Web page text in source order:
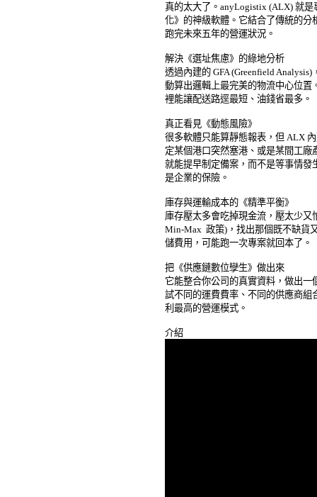
真的太大了。anyLogistix (ALX) 就
化》的神級軟體。它結合了傳統的
跑完未來五年的營運狀況。
解決《選址焦慮》的綠地分析
透過內建的 GFA (Greenfield
動算出邏輯上最完美的物流中心位
裡能讓配送路逕最短、油錢省最多。
真正看見《動態風險》
很多軟體只能算靜態報表，但 ALX
定某個港口突然塞港、或是某間工
就能提早制定備案，而不是等事情
是企業的保險。
庫存與運輸成本的《精準平衡》
庫存壓太多會吃掉現金流，壓太少
Min-Max  政策)，找出那個既不缺貨
儲費用，可能跑一次專案就回本了。
把《供應鏈數位孿生》做出來
它能整合你公司的真實資料，做出
試不同的運費費率、不同的供應商
利最高的營運模式。